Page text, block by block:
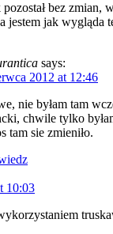
bez zmian,
jestem jak wygląda
says:
2012 at 12:46
nie byłam tam
chwile tylko
tam sie zmieniło.
10:03